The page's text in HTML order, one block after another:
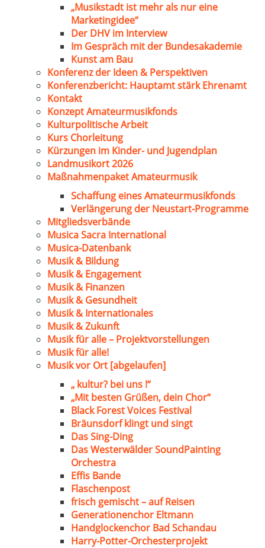
„Musikstadt ist mehr als nur eine
Marketingidee“
Der DHV im Interview
Im Gespräch mit der Bundesakademie
Kunst am Bau
Konferenz der Ideen & Perspektiven
Konferenzbericht: Hauptamt stärk Ehrenamt
Kontakt
Konzept Amateurmusikfonds
Kulturpolitische Arbeit
Kurs Chorleitung
Kürzungen im Kinder- und Jugendplan
Landmusikort 2026
Maßnahmenpaket Amateurmusik
Schaffung eines Amateurmusikfonds
Verlängerung der Neustart-Programme
Mitgliedsverbände
Musica Sacra International
Musica-Datenbank
Musik & Bildung
Musik & Engagement
Musik & Finanzen
Musik & Gesundheit
Musik & Internationales
Musik & Zukunft
Musik für alle – Projektvorstellungen
Musik für alle!
Musik vor Ort [abgelaufen]
„ kultur? bei uns !“
„Mit besten Grüßen, dein Chor“
Black Forest Voices Festival
Bräunsdorf klingt und singt
Das Sing-Ding
Das Westerwälder SoundPainting
Orchestra
Effis Bande
Flaschenpost
frisch gemischt – auf Reisen
Generationenchor Eltmann
Handglockenchor Bad Schandau
Harry-Potter-Orchesterprojekt